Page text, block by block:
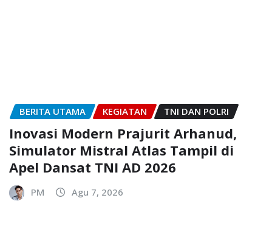
BERITA UTAMA KEGIATAN TNI DAN POLRI
Inovasi Modern Prajurit Arhanud,
Simulator Mistral Atlas Tampil di
Apel Dansat TNI AD 2026
PM Agu 7, 2026